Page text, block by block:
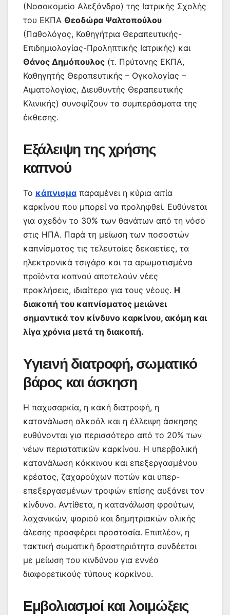
(Νοσοκομείο Αλεξάνδρα) της Ιατρικής Σχολής
του ΕΚΠΑ Θεοδώρα Ψαλτοπούλου
(Παθολόγος, Καθηγήτρια Θεραπευτικής-
Επιδημιολογίας-Προληπτικής Ιατρικής) και
Θάνος Δημόπουλος (τ. Πρύτανης ΕΚΠΑ,
Καθηγητής Θεραπευτικής – Ογκολογίας –
Αιματολογίας, Διευθυντής Θεραπευτικής
Κλινικής) συνοψίζουν τα συμπεράσματα της
έκθεσης.
Εξάλειψη της χρήσης
καπνού
Το κάπνισμα παραμένει η κύρια αιτία
καρκίνου που μπορεί να προληφθεί. Ευθύνεται
για σχεδόν το 30% των θανάτων από τη νόσο
στις ΗΠΑ. Παρά τη μείωση των ποσοστών
καπνίσματος τις τελευταίες δεκαετίες, τα
ηλεκτρονικά τσιγάρα και τα αρωματισμένα
προϊόντα καπνού αποτελούν νέες
προκλήσεις, ιδιαίτερα για τους νέους. Η
διακοπή του καπνίσματος μειώνει
σημαντικά τον κίνδυνο καρκίνου, ακόμη και
λίγα χρόνια μετά τη διακοπή.
Υγιεινή διατροφή, σωματικό
βάρος και άσκηση
Η παχυσαρκία, η κακή διατροφή, η
κατανάλωση αλκοόλ και η έλλειψη άσκησης
ευθύνονται για περισσότερο από το 20% των
νέων περιστατικών καρκίνου. Η υπερβολική
κατανάλωση κόκκινου και επεξεργασμένου
κρέατος, ζαχαρούχων ποτών και υπερ-
επεξεργασμένων τροφών επίσης αυξάνει τον
κίνδυνο. Αντίθετα, η κατανάλωση φρούτων,
λαχανικών, ψαριού και δημητριακών ολικής
άλεσης προσφέρει προστασία. Επιπλέον, η
τακτική σωματική δραστηριότητα συνδέεται
με μείωση του κινδύνου για εννέα
διαφορετικούς τύπους καρκίνου.
Εμβολιασμοί και λοιμώξεις